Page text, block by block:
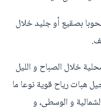
بصقيع أو جليد خلال
خلال الصباح و الليل
هبات رياح قوية نوعا ما
و الوسطى، و